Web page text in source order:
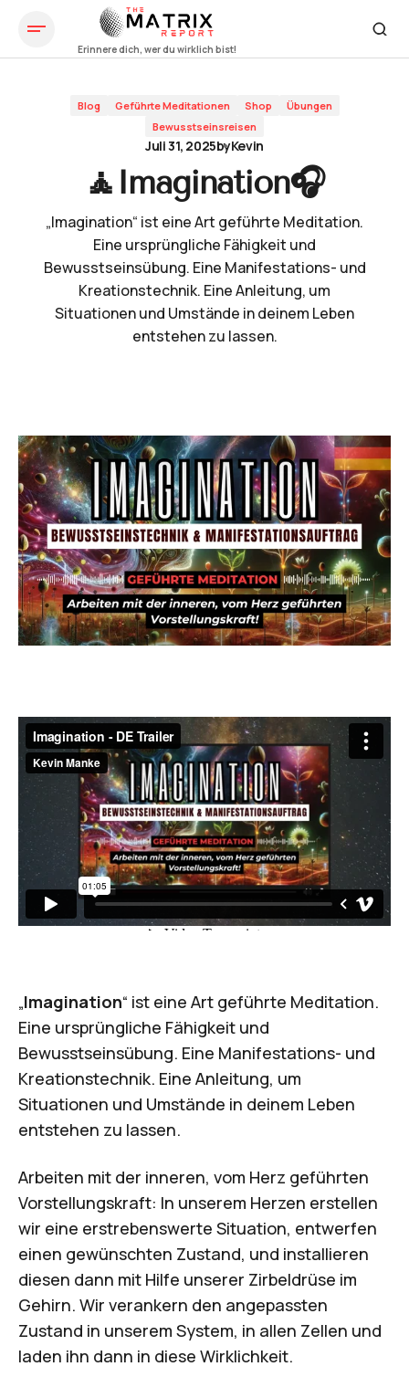
🧘Imagination🎧
Blog Geführte Meditationen Shop
Übungen
Bewusstseinsreisen
Juli 31, 2025byKevin
🧘Imagination🎧
„Imagination“ ist eine Art geführte Meditation.
Eine ursprüngliche Fähigkeit und
Bewusstseinsübung. Eine Manifestations- und
Kreationstechnik. Eine Anleitung, um
Situationen und Umstände in deinem Leben
entstehen zu lassen.
„Imagination“ ist eine Art geführte Meditation.
Eine ursprüngliche Fähigkeit und
Bewusstseinsübung. Eine Manifestations- und
Kreationstechnik. Eine Anleitung, um
Situationen und Umstände in deinem Leben
entstehen zu lassen.
Arbeiten mit der inneren, vom Herz geführten
Vorstellungskraft: In unserem Herzen erstellen
wir eine erstrebenswerte Situation, entwerfen
einen gewünschten Zustand, und installieren
diesen dann mit Hilfe unserer Zirbeldrüse im
Gehirn. Wir verankern den angepassten
Zustand in unserem System, in allen Zellen und
laden ihn dann in diese Wirklichkeit.